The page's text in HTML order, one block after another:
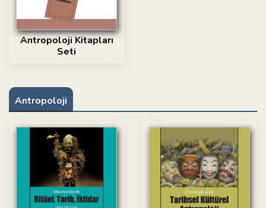
Antropoloji Kitapları
Seti
Antropoloji